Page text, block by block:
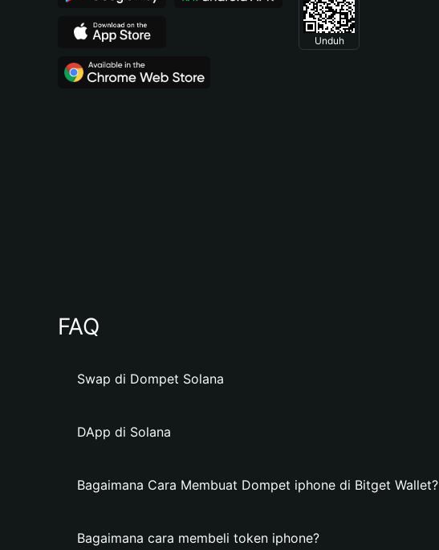
Unduh
FAQ
Swap di Dompet Solana
DApp di Solana
Bagaimana Cara Membuat Dompet iphone di Bitget Wallet?
Bagaimana cara membeli token iphone?